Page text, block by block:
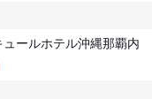
ールホテル沖縄那覇内